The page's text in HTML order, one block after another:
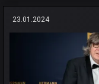
23.01.2024